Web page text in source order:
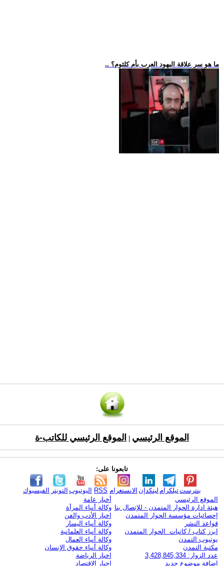
.. ما هو سر علاقة اليهود العرب بأم كلثوم؟
الموقع الرئيسي الموقع الرئيسي للكاتب-ة
تابعونا على:
الفيسبوك التويتر اليوتيوب RSS الانستغرام لينكدإن تيلكرامبنترست
الموقع الرئيسي
هيئة ادارة الحوار المتمدن - للإتصال بنا
إحصائيات مؤسسة الحوار المتمدن
قواعد النشر
ابرز كتاب / كاتبات الحوار المتمدن
يوتيوب التمدن
مكتبة التمدن
عدد الزوار: 3,428,845,334
اضافة موضوع جديد
أخبار عامة
وكالة أنباء المرأة
اخبار الأدب والفن
وكالة أنباء اليسار
وكالة أنباء العلمانية
وكالة أنباء العمال
وكالة أنباء حقوق الإنسان
اخبار الرياضة
اخبار الاقتصاد